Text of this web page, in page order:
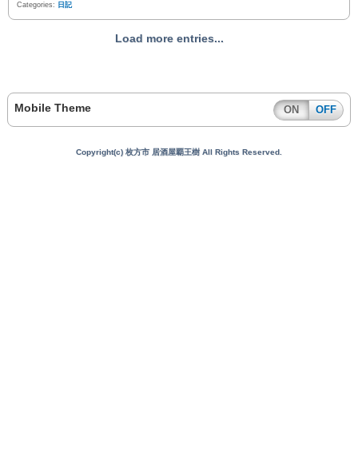
Categories: 日記
Load more entries...
Mobile Theme ON OFF
Copyright(c) 枚方市 居酒屋覇王樹 All Rights Reserved.